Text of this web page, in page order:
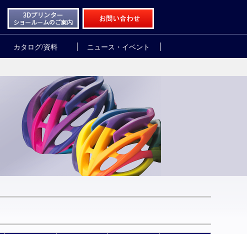
カタログ/資料 ニュース・イベント